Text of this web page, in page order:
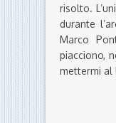
risolto.
durante
Marco
piacciono,
mettermi al